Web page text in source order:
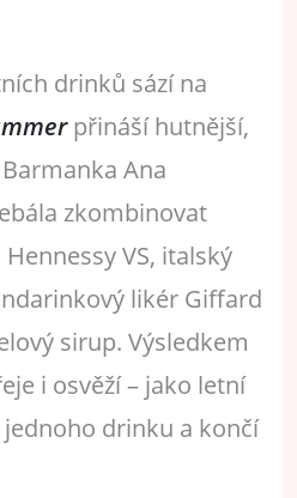
drinků sází na
přináší hutnější,
Ana
zkombinovat
VS, italský
likér Giffard
sirup. Výsledkem
i osvěží – jako letní
drinku a končí